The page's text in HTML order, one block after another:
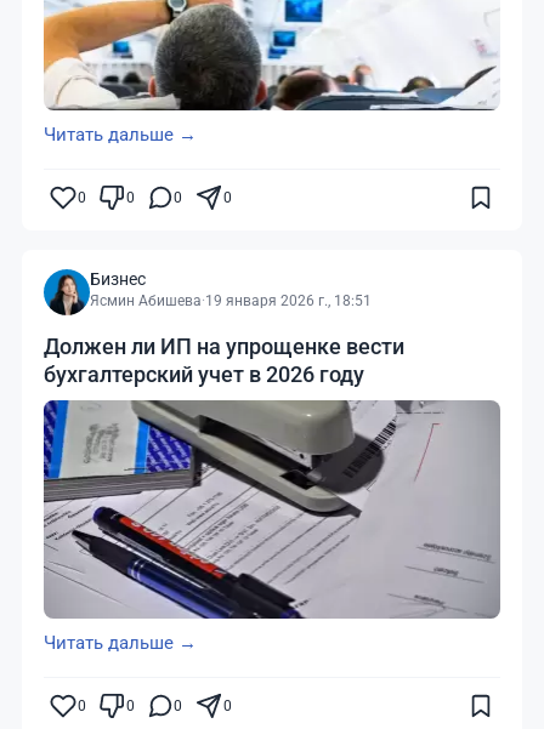
Читать дальше →
0 0 0 0
Бизнес
Ясмин Абишева·19 января 2026 г., 18:51
Должен ли ИП на упрощенке вести
бухгалтерский учет в 2026 году
Читать дальше →
0 0 0 0